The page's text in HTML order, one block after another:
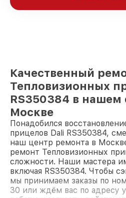
Качественный
Тепловизионных
RS350384 в нашем
Москве
Понадобился
прицелов Dali RS350384,
наш центр ремонта в
ремонт Тепловизионных
сложности. Наши мастера
включая RS350384. Чтобы
мы принимаем заказы по
30 или ждём вас по адресу